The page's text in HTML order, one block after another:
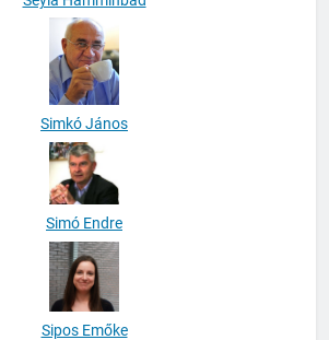
Simkó János
Simó Endre
Sipos Emőke